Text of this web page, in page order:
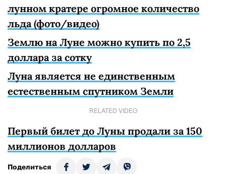
лунном кратере огромное количество
льда (фото/видео)
Землю на Луне можно купить по 2,5
доллара за сотку
Луна является не единственным
естественным спутником Земли
RELATED VIDEO
Первый билет до Луны продали за 150
миллионов долларов
Поделиться